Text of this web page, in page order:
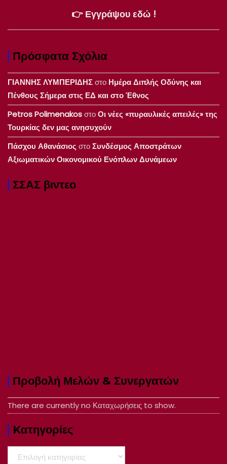
👉 Εγγράψου εδώ !
Πρόσφατα Σχόλια
ΓΙΑΝΝΗΣ ΛΥΜΠΕΡΙΔΗΣστο Ημέρα Διπλής Οδύνης και
Πένθους Σήμερα στις ΕΔ και στο Έθνος
Petros PolimenakosστοΟι νέες «πυραυλικές απειλές» της
Τουρκίας δεν μας ανησυχούν
Πάσχου Αθανάσιος στοΣυνδέσμος Αποστράτων
Αξιωματικών Οικονομικού Ενόπλων Δυνάμεων
ΣΣΑΣ βιντεο
Προβολή Μελών & Συνεργατών
There are currently no Καταχωρήσεις to show.
Kατηγορίες